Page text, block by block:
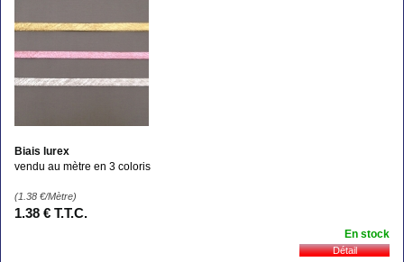
Biais lurex
vendu au mètre en 3 coloris
(1.38 €/Mètre)
1.38 € T.T.C.
En stock